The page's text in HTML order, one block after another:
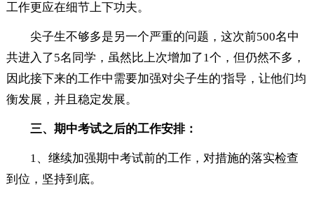
工作更应在细节上下功夫。
尖子生不够多是另一个严重的问题，这次前500名中
共进入了5名同学，虽然比上次增加了1个，但仍然不多，
因此接下来的工作中需要加强对尖子生的'指导，让他们均
衡发展，并且稳定发展。
三、期中考试之后的工作安排：
1、继续加强期中考试前的工作，对措施的落实检查
到位，坚持到底。